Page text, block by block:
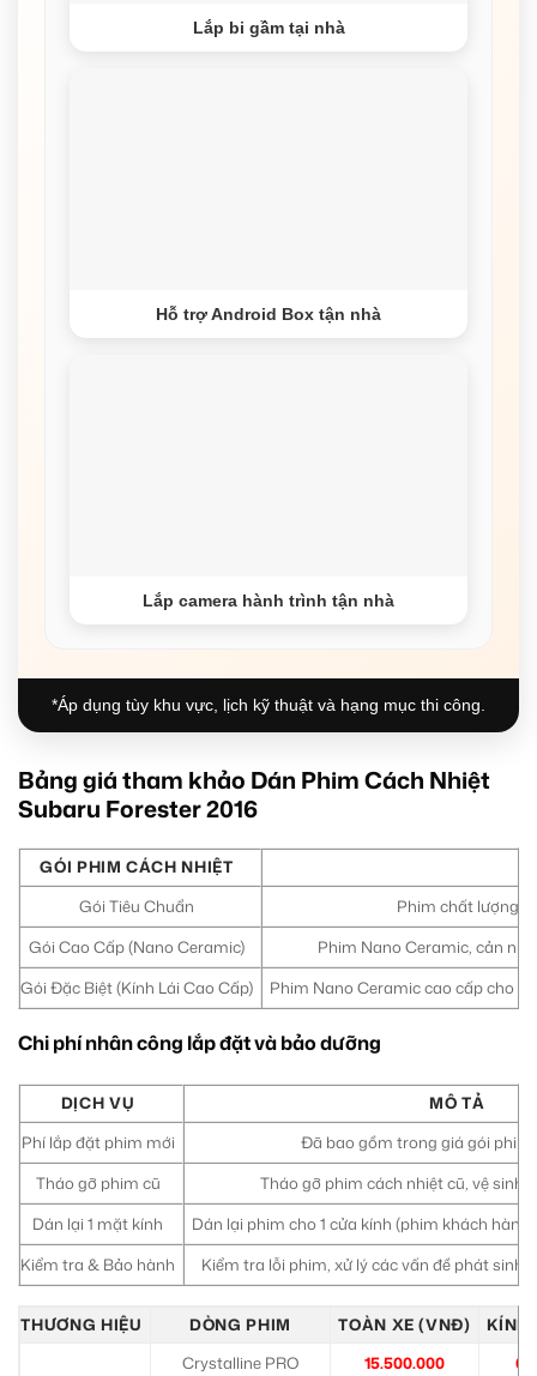
Lắp bi gầm tại nhà
Hỗ trợ Android Box tận nhà
Lắp camera hành trình tận nhà
*Áp dụng tùy khu vực, lịch kỹ thuật và hạng mục thi công.
Bảng giá tham khảo Dán Phim Cách Nhiệt
Subaru Forester 2016
GÓI PHIM CÁCH NHIỆT
Gói Tiêu Chuẩn
Phim chất lượng
Gói Cao Cấp (Nano Ceramic)
Phim Nano Ceramic, cản
Gói Đặc Biệt (Kính Lái Cao Cấp)
Phim Nano Ceramic cao cấp cho
Chi phí nhân công lắp đặt và bảo dưỡng
DỊCH VỤ
MÔ TẢ
Phí lắp đặt phim mới
Đã bao gồm trong giá gói phim
Tháo gỡ phim cũ
Tháo gỡ phim cách nhiệt cũ, vệ sinh
Dán lại 1 mặt kính
Dán lại phim cho 1 cửa kính (phim khách
Kiểm tra & Bảo hành
Kiểm tra lỗi phim, xử lý các vấn đề phát sinh
THƯƠNG HIỆU DÒNG PHIM TOÀN XE (VNĐ) KÍNH
Crystalline PRO 15.500.000